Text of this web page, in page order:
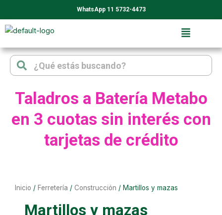
al
contenido
WhatsApp 11 5732-4473
Search Search
Taladros a Batería Metabo
en 3 cuotas sin interés con
tarjetas de crédito
Inicio / Ferretería / Construcción / Martillos y mazas
Martillos y mazas